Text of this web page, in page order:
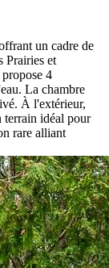
un cadre de
Prairies et
4
La chambre
À l'extérieur,
terrain idéal pour
rare alliant